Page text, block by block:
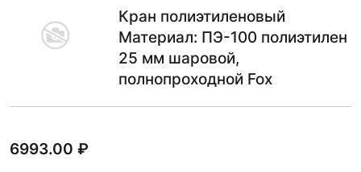
Кран полиэтиленовый
Материал: ПЭ-100 полиэтилен
25 мм шаровой,
полнопроходной Fox
6993.00 ₽